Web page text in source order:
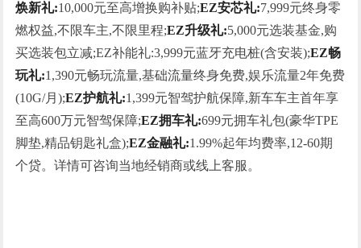
焕新礼:10,000元至高增换购补贴;EZ安芯礼:7,999元终身零
燃权益,不限车主,不限里程;EZ升级礼:5,000元选装基金,购
买选装包立减;EZ补能礼:3,999元蓝牙充电桩(含安装);EZ畅
玩礼:1,390元畅玩流量,基础流量终身免费,娱乐流量2年免费
(10G/月);EZ护航礼:1,399元智驾护航保障,新车车主首年享
至高600万元智驾保障;EZ拥车礼:699元拥车礼包(豪华TPE
脚垫,精品钥匙礼盒);EZ金融礼:1.99%起年均费率,12-60期
个贷。详情可咨询当地经销商或线上客服。